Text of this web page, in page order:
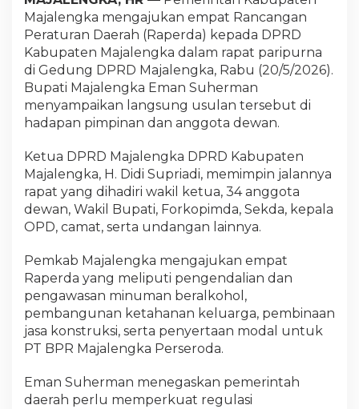
Majalengka mengajukan empat Rancangan
Peraturan Daerah (Raperda) kepada DPRD
Kabupaten Majalengka dalam rapat paripurna
di Gedung DPRD Majalengka, Rabu (20/5/2026).
Bupati Majalengka Eman Suherman
menyampaikan langsung usulan tersebut di
hadapan pimpinan dan anggota dewan.
Ketua DPRD Majalengka DPRD Kabupaten
Majalengka, H. Didi Supriadi, memimpin jalannya
rapat yang dihadiri wakil ketua, 34 anggota
dewan, Wakil Bupati, Forkopimda, Sekda, kepala
OPD, camat, serta undangan lainnya.
Pemkab Majalengka mengajukan empat
Raperda yang meliputi pengendalian dan
pengawasan minuman beralkohol,
pembangunan ketahanan keluarga, pembinaan
jasa konstruksi, serta penyertaan modal untuk
PT BPR Majalengka Perseroda.
Eman Suherman menegaskan pemerintah
daerah perlu memperkuat regulasi